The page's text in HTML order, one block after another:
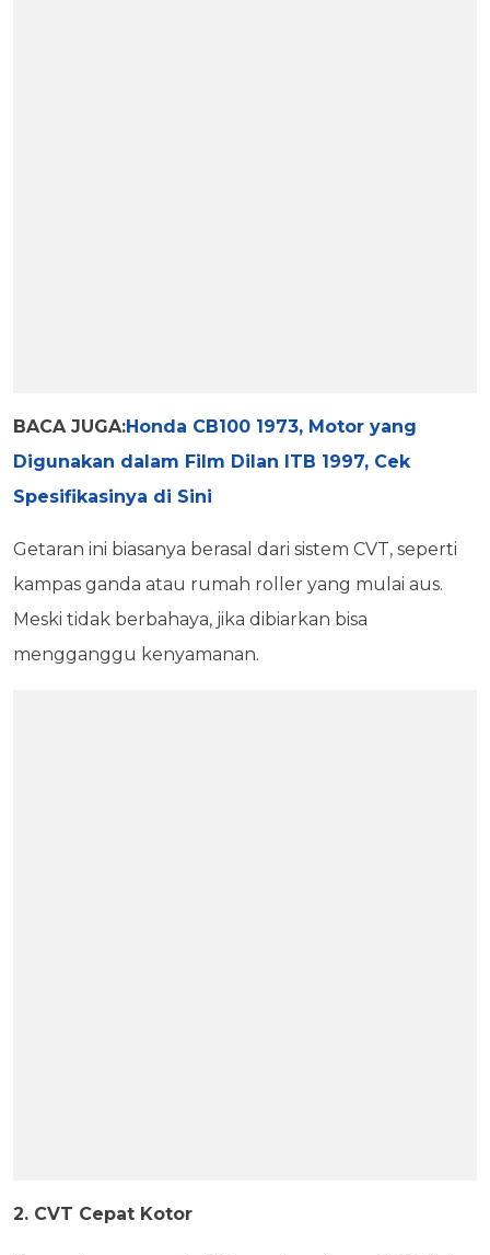
BACA JUGA:Honda CB100 1973, Motor yang
Digunakan dalam Film Dilan ITB 1997, Cek
Spesifikasinya di Sini
Getaran ini biasanya berasal dari sistem CVT, seperti
kampas ganda atau rumah roller yang mulai aus.
Meski tidak berbahaya, jika dibiarkan bisa
mengganggu kenyamanan.
2. CVT Cepat Kotor